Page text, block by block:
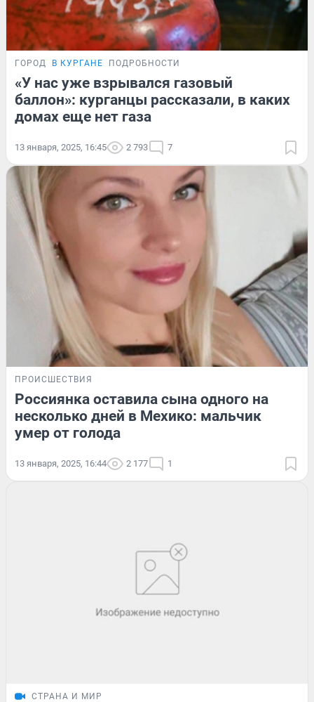
ГОРОД В КУРГАНЕ ПОДРОБНОСТИ
«У нас уже взрывался газовый
баллон»: курганцы рассказали, в каких
домах еще нет газа
13 января, 2025, 16:45 2 793 7
ПРОИСШЕСТВИЯ
Россиянка оставила сына одного на
несколько дней в Мехико: мальчик
умер от голода
13 января, 2025, 16:44 2 177 1
СТРАНА И МИР